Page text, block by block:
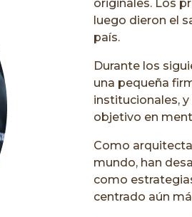
originales. Los
luego dieron el
país.
Durante los
una pequeña
institucionales,
objetivo en
Como
mundo, han
como
centrado aún